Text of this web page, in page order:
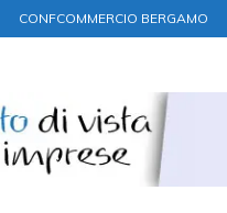
CONFCOMMERCIO BERGAMO